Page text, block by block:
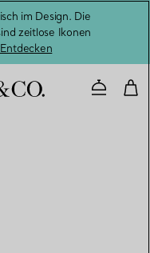
im Design. Die
zeitlose Ikonen